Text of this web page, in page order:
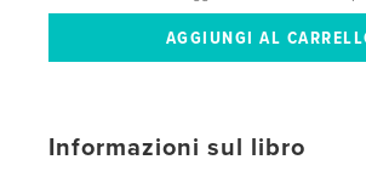
Informazioni sul libro